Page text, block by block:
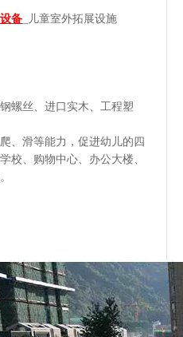
备 _儿童室外拓展设施
螺丝、进口实木、工程塑
、滑等能力，促进幼儿的四
校、购物中心、办公大楼、